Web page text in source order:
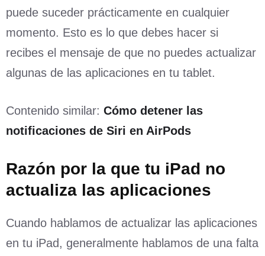
puede suceder prácticamente en cualquier
momento. Esto es lo que debes hacer si
recibes el mensaje de que no puedes actualizar
algunas de las aplicaciones en tu tablet.
Contenido similar: Cómo detener las
notificaciones de Siri en AirPods
Razón por la que tu iPad no
actualiza las aplicaciones
Cuando hablamos de actualizar las aplicaciones
en tu iPad, generalmente hablamos de una falta